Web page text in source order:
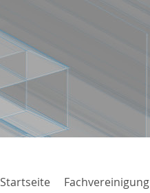
Startseite Fachvereinigung